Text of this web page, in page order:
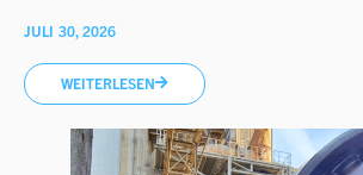
JULI 30, 2026
WEITERLESEN